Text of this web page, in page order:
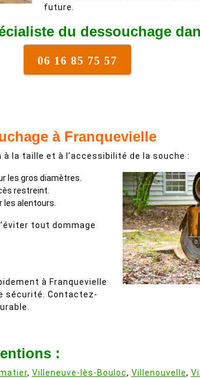
future.
du dessouchage
06 16 85 75 57
à Franquevielle
la taille et à l’accessibilité de la souche :
les gros diamètres.
restreint.
les alentours.
tout dommage
à Franquevielle
sécurité. Contactez-
:
, Villeneuve-lès-Bouloc, Villenouvelle,